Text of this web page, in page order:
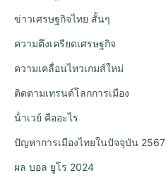
ข่าวเศรษฐกิจไทย สั้นๆ
ความตึงเครียดเศรษฐกิจ
ความเคลื่อนไหวเกมส์ใหม่
ติดตามเทรนด์โลกการเมือง
น้ําเวย์ คืออะไร
ปัญหาการเมืองไทยในปัจจุบัน 2567
ผล บอล ยูโร 2024